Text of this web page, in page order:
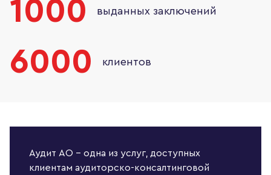
1000 выданных заключений
6000 клиентов
Аудит АО – одна из услуг, доступных
клиентам аудиторско-консалтинговой